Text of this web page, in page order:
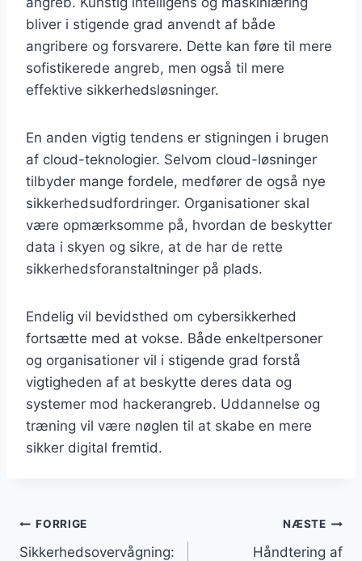
bliver i stigende grad anvendt af både
angribere og forsvarere. Dette kan føre til mere
sofistikerede angreb, men også til mere
effektive sikkerhedsløsninger.
En anden vigtig tendens er stigningen i brugen
af cloud-teknologier. Selvom cloud-løsninger
tilbyder mange fordele, medfører de også nye
sikkerhedsudfordringer. Organisationer skal
være opmærksomme på, hvordan de beskytter
data i skyen og sikre, at de har de rette
sikkerhedsforanstaltninger på plads.
Endelig vil bevidsthed om cybersikkerhed
fortsætte med at vokse. Både enkeltpersoner
og organisationer vil i stigende grad forstå
vigtigheden af at beskytte deres data og
systemer mod hackerangreb. Uddannelse og
træning vil være nøglen til at skabe en mere
sikker digital fremtid.
Indlægsnavigation
FORRIGE
Sikkerhedsovervågning:
NÆSTE
Håndtering af